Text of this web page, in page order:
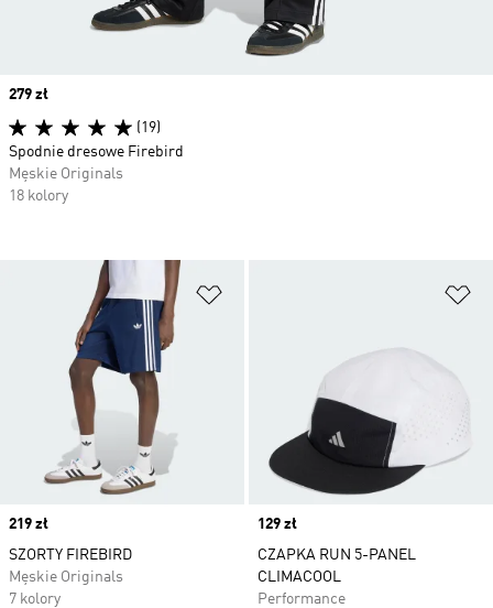
Price
219 zł
SZORTY FIREBIRD
Męskie Originals
7 kolory
Price
129 zł
CZAPKA RUN 5-PANEL
CLIMACOOL
Performance
Price
279 zł
(19)
Spodnie dresowe Firebird
Męskie Originals
18 kolory